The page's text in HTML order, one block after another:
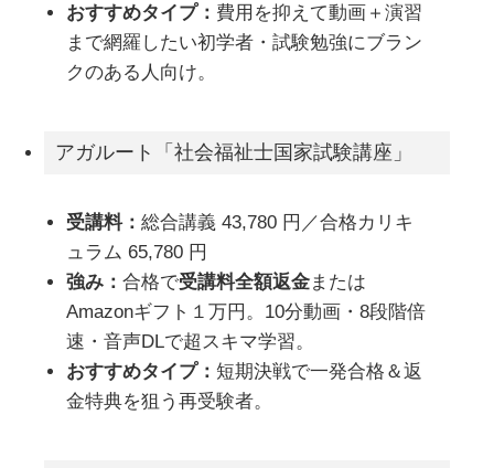
おすすめタイプ： 費用を抑えて動画＋演習
まで網羅したい初学者・ 試験勉強にブラン
クのある人 向け。
アガルート「社会福祉士国家試験講座」
受講料： 総合講義 43,780 円／合格カリキ
ュラム 65,780 円
強み： 合格で受講料全額返金または
Amazonギフト１万円。10分動画・8段階倍
速・音声DLで超スキマ学習。
おすすめタイプ： 短期決戦で一発合格＆返
金特典を狙う再受験者。